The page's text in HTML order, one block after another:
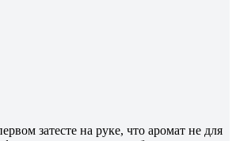
затесте на руке, что аромат не для